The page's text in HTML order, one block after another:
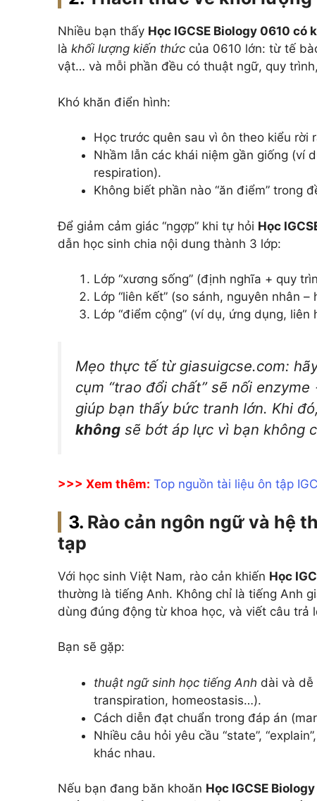
Nhiều bạn thấy Học IGCSE Biology 0610 có
là khối lượng kiến thức của 0610 lớn: từ tế
vật… và mỗi phần đều có thuật ngữ, quy
Khó khăn điển hình:
Học trước quên sau vì ôn theo kiểu rời
Nhầm lẫn các khái niệm gần giống (ví
respiration).
Không biết phần nào “ăn điểm” trong
Để giảm cảm giác “ngợp” khi tự hỏi Học
dẫn học sinh chia nội dung thành 3 lớp:
Lớp “xương sống” (định nghĩa + quy
Lớp “liên kết” (so sánh, nguyên nhân –
Lớp “điểm cộng” (ví dụ, ứng dụng, liên
Mẹo thực tế từ giasuigcse.com:
cụm “trao đổi chất” sẽ nối
giúp bạn thấy bức tranh lớn. Khi
không sẽ bớt áp lực vì bạn không
>>> Xem thêm: Top nguồn tài liệu ôn tập
Rào cản ngôn ngữ và hệ
tạp
Với học sinh Việt Nam, rào cản khiến Học
thường là tiếng Anh. Không chỉ là tiếng Anh
dùng đúng động từ khoa học, và viết câu trả
Bạn sẽ gặp:
thuật ngữ sinh học tiếng Anh dài và dễ
transpiration, homeostasis…).
Cách diễn đạt chuẩn trong đáp án
Nhiều câu hỏi yêu cầu “state”,
khác nhau.
Nếu bạn đang băn khoăn Học IGCSE